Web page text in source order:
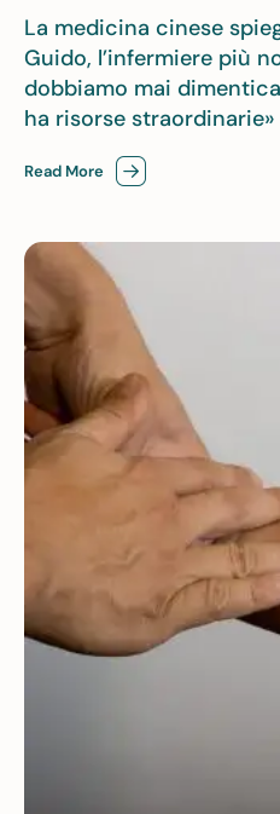
La medicina cinese
Guido, l’infermiere più
dobbiamo mai
ha risorse straordinarie»
Read More